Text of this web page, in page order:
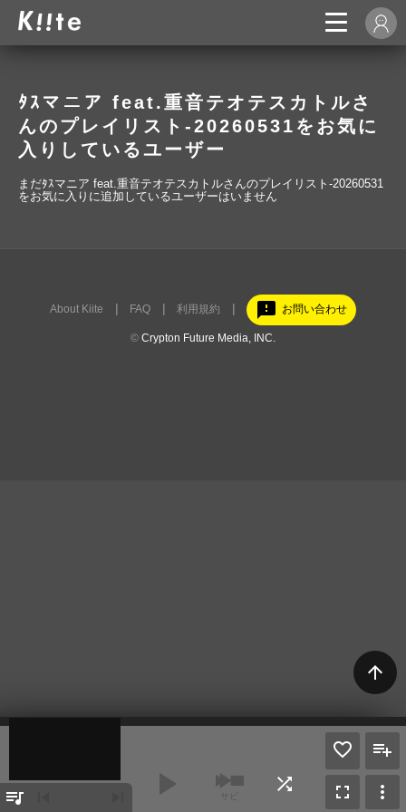
ﾀｽマニア feat.重音テオテスカトルさ
んのプレイリスト-20260531をお気に
入りしているユーザー
まだﾀｽマニア feat.重音テオテスカトルさんのプレイリスト-20260531
をお気に入りに追加しているユーザーはいません
arrow_upward
About Kiite FAQ 利用規約 feedback お問い合わせ
© Crypton Future Media, INC.
queue_music play_arrow サビ
shuffle fullscreen more_vert